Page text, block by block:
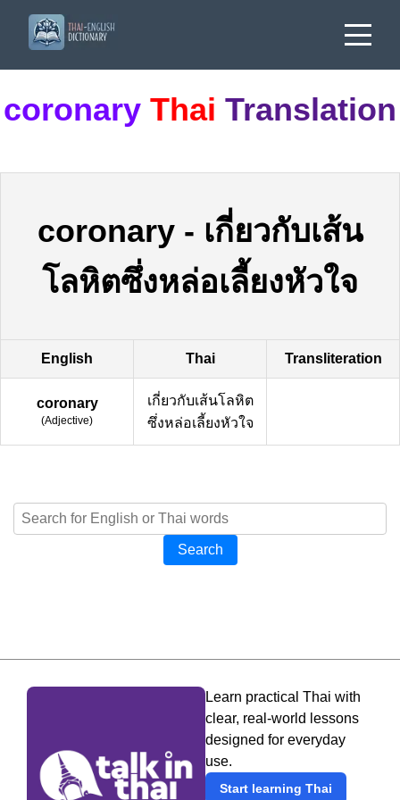
coronary Thai Translation
coronary- เกี่ยวกับเส้น
โลหิตซึ่งหล่อเลี้ยงหัวใจ
English Thai Transliteration
coronary
(Adjective)
เกี่ยวกับเส้นโลหิต
ซึ่งหล่อเลี้ยงหัวใจ
Search
Learn practical Thai with
clear, real-world lessons
designed for everyday
use.
Start learning Thai